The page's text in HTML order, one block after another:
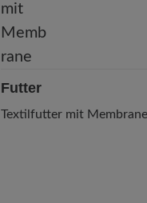
Futter
Textilfutter mit Membrane